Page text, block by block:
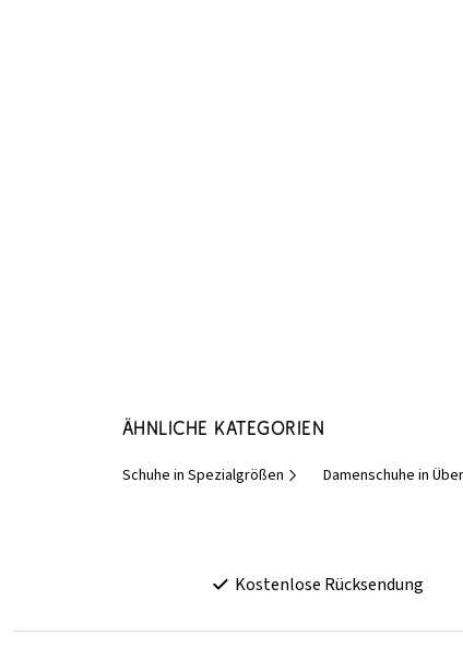
Ähnliche Kategorien
Schuhe in Spezialgrößen Damenschuhe in
Kostenlose Rücksendung